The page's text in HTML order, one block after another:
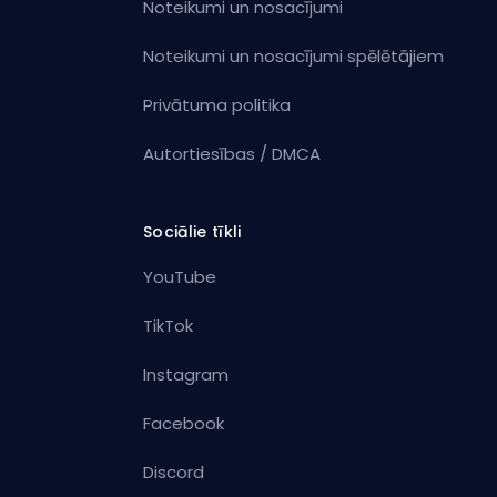
Noteikumi un nosacījumi
Noteikumi un nosacījumi spēlētājiem
Privātuma politika
Autortiesības / DMCA
Sociālie tīkli
YouTube
TikTok
Instagram
Facebook
Discord